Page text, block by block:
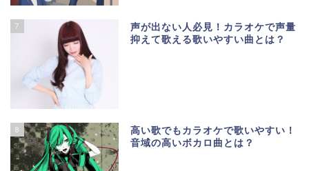
7
声が出ない人必見！カラオケで声量
抑えて歌える歌いやすい曲とは？
8
高い歌でもカラオケで歌いやすい！
音域の高いボカロ曲とは？